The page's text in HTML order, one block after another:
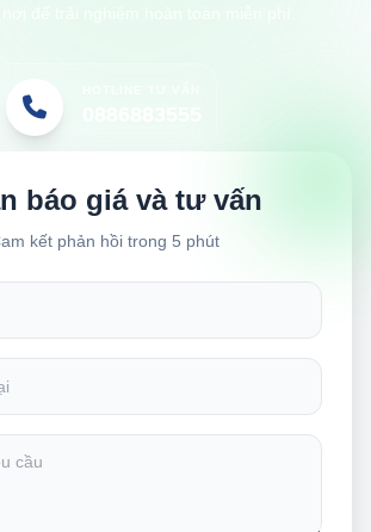
báo giá và tư vấn
kết phản hồi trong 5 phút